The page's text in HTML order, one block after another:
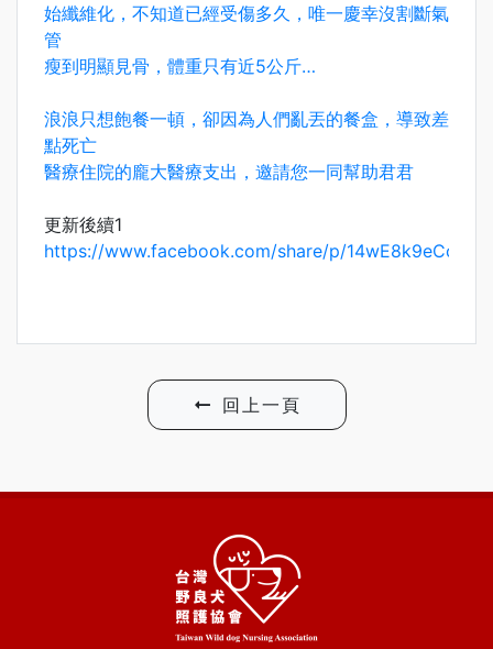
始纖維化，不知道已經受傷多久，唯一慶幸沒割斷氣
管
瘦到明顯見骨，體重只有近5公斤…
浪浪只想飽餐一頓，卻因為人們亂丟的餐盒，導致差
點死亡
醫療住院的龐大醫療支出，邀請您一同幫助君君
更新後續1
https://www.facebook.com/share/p/14wE8k9eCc/
回上一頁